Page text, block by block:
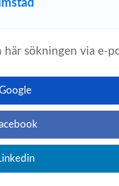
här sökningen via e-